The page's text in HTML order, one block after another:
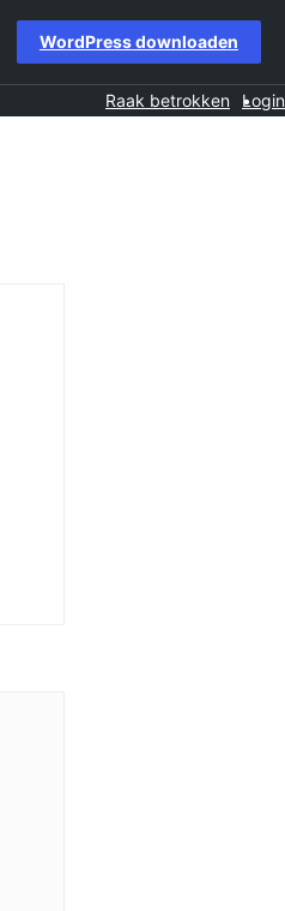
WordPress downloaden
Raak betrokken Login